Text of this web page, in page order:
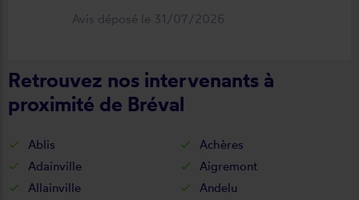
Avis déposé le 31/07/2026
Retrouvez nos intervenants à
proximité de Bréval
Ablis
Achères
Adainville
Aigremont
Allainville
Andelu